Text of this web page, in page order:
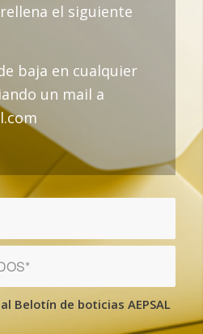
el siguiente
baja en cualquier
un mail a
Belotín de boticias AEPSAL